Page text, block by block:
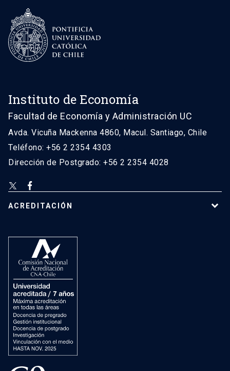
Instituto de Economía
Facultad de Economía y Administración UC
Avda. Vicuña Mackenna 4860, Macul. Santiago, Chile
Teléfono: +56 2 2354 4303
Dirección de Postgrado: +56 2 2354 4028
ACREDITACIÓN